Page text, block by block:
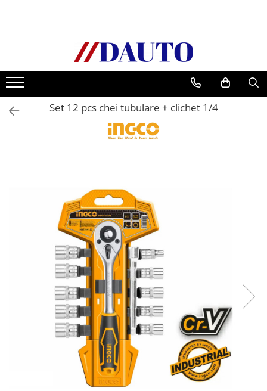
Bullbare, Suporti lumini camioane
Accesorii inox
DAF
CF Euro 6
Mercedes Actros
Mercedes Actros MP2
Mercedes Actros MP3
Mercedes Actros MP4, MP5
Set 12 pcs chei tubulare + clichet 1/4